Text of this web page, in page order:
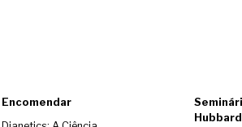
Encomendar
Hubbard